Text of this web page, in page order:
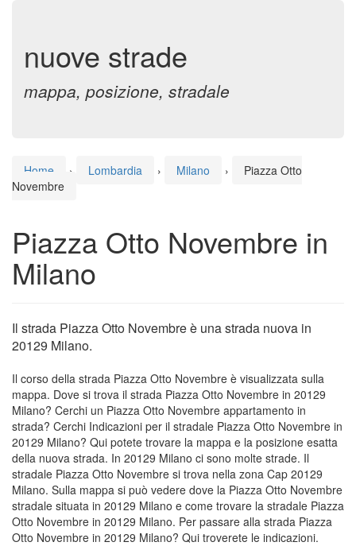
nuove strade
mappa, posizione, stradale
Home › Lombardia › Milano ›
Piazza Otto
Novembre
Piazza Otto Novembre in
Milano
Il strada Piazza Otto Novembre è una strada nuova in
20129 Milano.
Il corso della strada Piazza Otto Novembre è visualizzata sulla
mappa. Dove si trova il strada Piazza Otto Novembre in 20129
Milano? Cerchi un Piazza Otto Novembre appartamento in
strada? Cerchi Indicazioni per il stradale Piazza Otto Novembre in
20129 Milano? Qui potete trovare la mappa e la posizione esatta
della nuova strada. In 20129 Milano ci sono molte strade. Il
stradale Piazza Otto Novembre si trova nella zona Cap 20129
Milano. Sulla mappa si può vedere dove la Piazza Otto Novembre
stradale situata in 20129 Milano e come trovare la stradale Piazza
Otto Novembre in 20129 Milano. Per passare alla strada Piazza
Otto Novembre in 20129 Milano? Qui troverete le indicazioni.